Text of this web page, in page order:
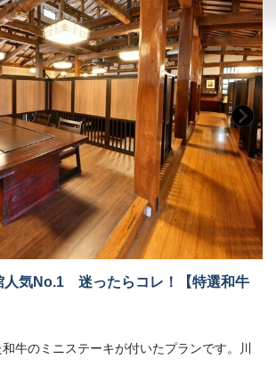
日予約分より、当館への直接のお電話
、日本秘湯を守る会公式ページ 経由のご予約
りました。ご留意いただきますよう、何卒
。
い餅等、囲炉裏で焼き上げた山川の幸や郷
ただけます。料理長お勧めの旬の素材を盛
す。
キ
物、デザート、他
り変更する可能性がございます。12月31日
ミニステーキを別のお料理に変更させていた
す。
ご予約につきまして、いかなる理由（食物
娠中、宗教上など）の場合も、食材の変更
ます。
別注料理（岩魚の骨酒を含む）のご注文は
。
りません。すべてのお客様にお食事処にお
ります。
人気No.1 迷ったらコレ！【特選和牛
牛のミニステーキが付いたプランです。川
だい餅等、囲炉裏で焼き上げた山川の幸や郷